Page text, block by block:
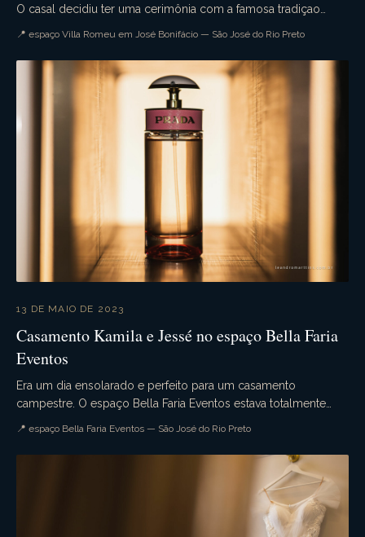
O casal decidiu ter uma cerimônia com a famosa tradiçao
📍 espaço Villa Romeu em José Bonifácio — São José do Rio Preto
13 DE MAIO DE 2023
Casamento Kamila e Jessé no espaço Bella Faria
Eventos
Era um dia ensolarado e perfeito para um casamento
campestre. O espaço Bella Faria Eventos estava totalmente
📍 espaço Bella Faria Eventos — São José do Rio Preto